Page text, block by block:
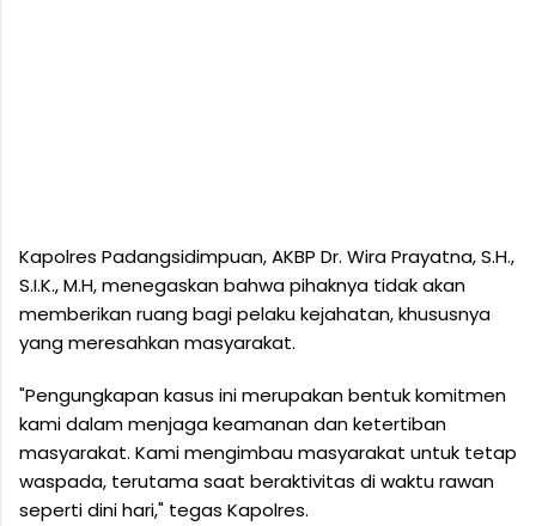
Kapolres Padangsidimpuan, AKBP Dr. Wira Prayatna, S.H.,
S.I.K., M.H, menegaskan bahwa pihaknya tidak akan
memberikan ruang bagi pelaku kejahatan, khususnya
yang meresahkan masyarakat.
"Pengungkapan kasus ini merupakan bentuk komitmen
kami dalam menjaga keamanan dan ketertiban
masyarakat. Kami mengimbau masyarakat untuk tetap
waspada, terutama saat beraktivitas di waktu rawan
seperti dini hari," tegas Kapolres.